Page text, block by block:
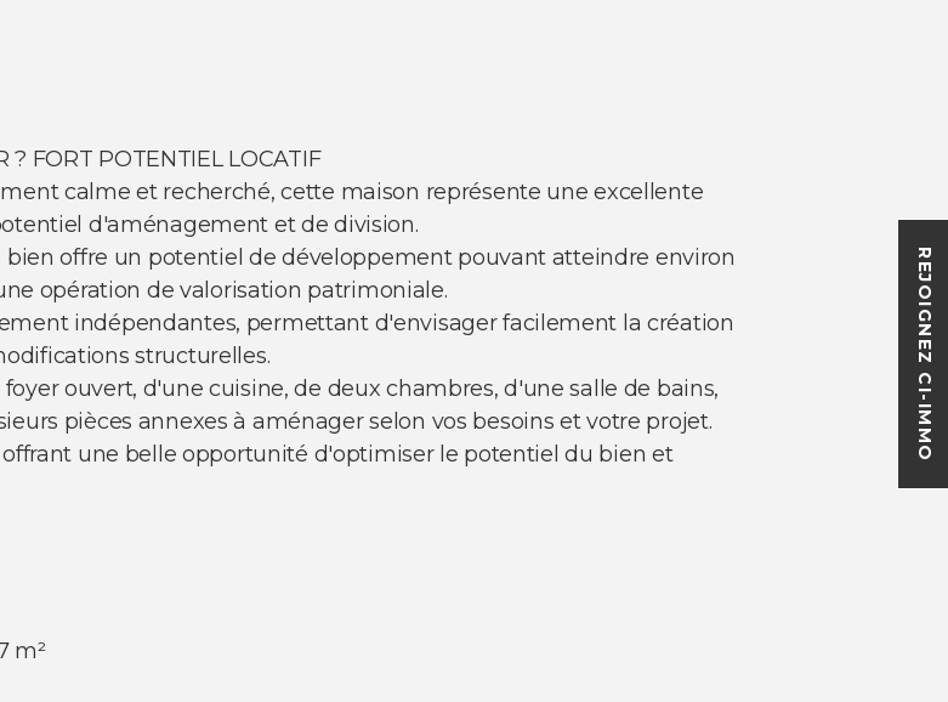
REJOIGNEZ CI-IMMO
? FORT POTENTIEL LOCATIF
calme et recherché, cette maison représente une excellente
d'aménagement et de division.
bien offre un potentiel de développement pouvant atteindre environ
opération de valorisation patrimoniale.
indépendantes, permettant d'envisager facilement la création
structurelles.
ouvert, d'une cuisine, de deux chambres, d'une salle de bains,
pièces annexes à aménager selon vos besoins et votre projet.
une belle opportunité d'optimiser le potentiel du bien et
m²